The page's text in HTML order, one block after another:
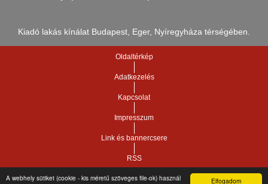
Elfogadom
A webhely sütiket (cookie - kis méretű szöveges file-ok) használ
Kiadó lakás kínálat Budapest, Eger, Nyíregyháza térségében.
Oldaltérkép
Adatkezelés
Kapcsolat
Impresszum
Link és bannercsere
RSS